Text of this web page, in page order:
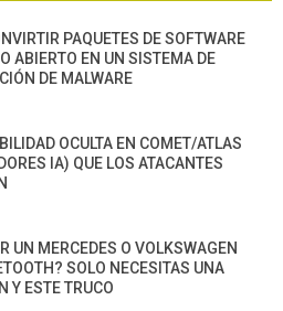
PAQUETES DE SOFTWARE
ABIERTO EN UN SISTEMA DE
DE MALWARE
OCULTA EN COMET/ATLAS
IA) QUE LOS ATACANTES
UN MERCEDES O VOLKSWAGEN
SOLO NECESITAS UNA
Y ESTE TRUCO